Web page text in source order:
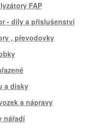
FAP
- díly a příslušenství
, převodovky
a disky
a nápravy
nářadí